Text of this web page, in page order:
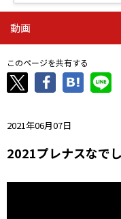
ニッパツ
ニッパツ
-
動画
このページを共有する
2021年06月07日
2021プレナスなで